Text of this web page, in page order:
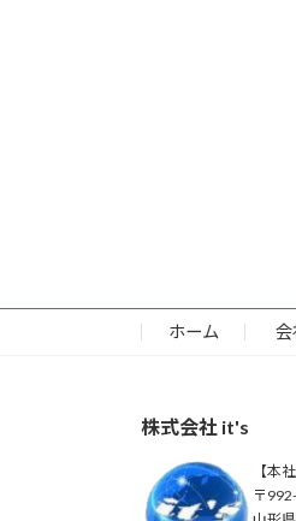
ホーム 会
株式会社 it's
【本社
〒